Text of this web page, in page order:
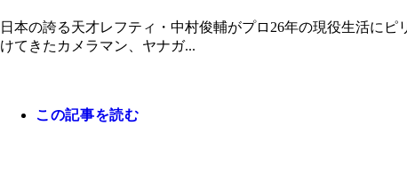
日本の誇る天才レフティ・中村俊輔がプロ26年の現役生活に
けてきたカメラマン、ヤナガ...
この記事を読む